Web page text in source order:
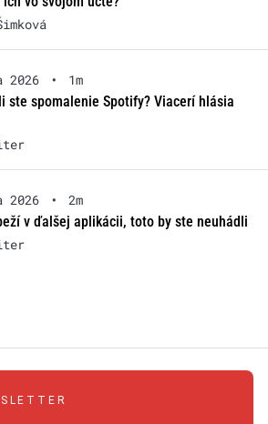
2026 •
1m
ste spomalenie Spotify? Viacerí hlásia
2026 •
2m
v ďalšej aplikácii, toto by ste neuhádli